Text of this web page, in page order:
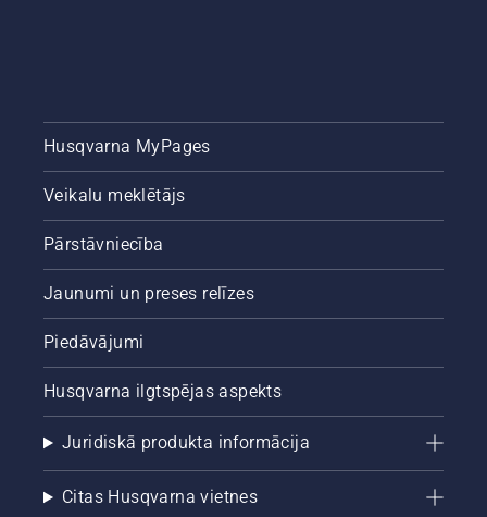
pagales
Eļļas uz
darbojas.
Husqvarna MyPages
Veikalu meklētājs
Pārstāvniecība
Jaunumi un preses relīzes
Piedāvājumi
Husqvarna ilgtspējas aspekts
Juridiskā produkta informācija
Citas Husqvarna vietnes